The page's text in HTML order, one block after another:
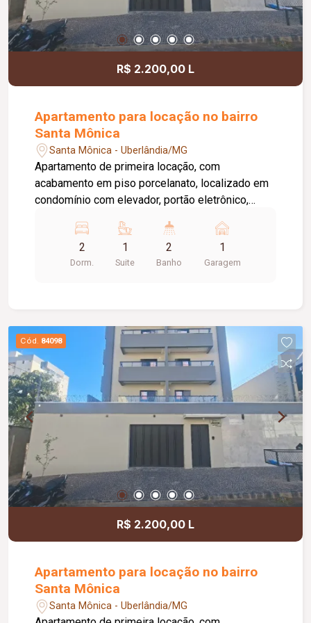
R$ 2.200,00 L
Apartamento para locação no bairro
Santa Mônica
Santa Mônica - Uberlândia/MG
Apartamento de primeira locação, com
acabamento em piso porcelanato, localizado em
condomínio com elevador, portão eletrônico,
imóvel dispõe de sala ampla, banheiro social
equipado com armário sob a pia, espelho e box
em blindex, além de 02 quartos, sendo 01 com
sacada proporcionando mais praticidade e
ventilação ao ambiente.
2
Dorm.
1
Suite
2
Banho
1
Garagem
Cód. 84098
R$ 2.200,00 L
Apartamento para locação no bairro
Santa Mônica
Santa Mônica - Uberlândia/MG